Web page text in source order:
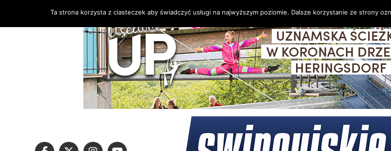
Ta strona korzysta z ciasteczek aby świadczyć usługi na najwyższym poziomie. Dalsze korzystanie ze strony